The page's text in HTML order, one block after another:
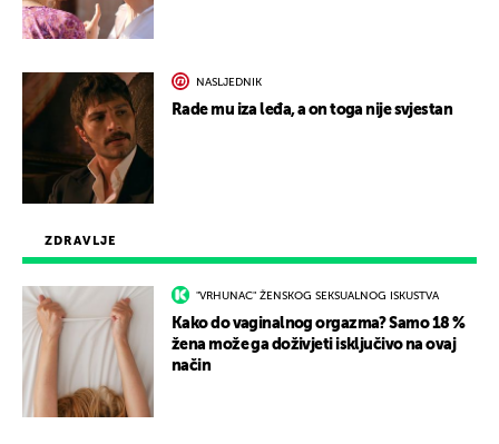
ZDRAVLJE
"VRHUNAC" ŽENSKOG SEKSUALNOG ISKUSTVA
Kako do vaginalnog orgazma? Samo 18 %
žena može ga doživjeti isključivo na ovaj
način
NASLJEDNIK
Rade mu iza leđa, a on toga nije svjestan